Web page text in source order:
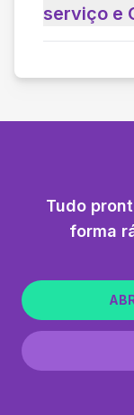
serviço e
Tudo
forma